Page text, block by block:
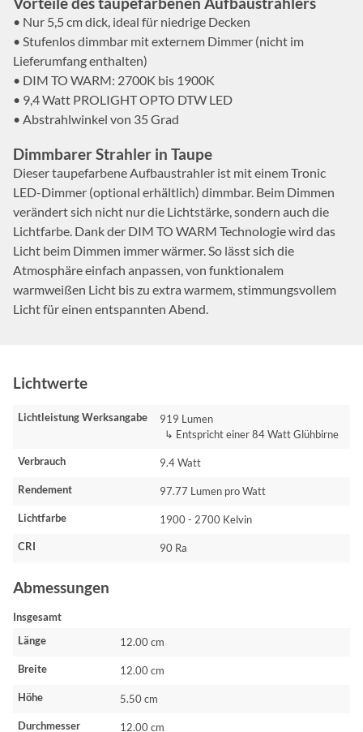
• Nur 5,5 cm dick, ideal für niedrige Decken
• Stufenlos dimmbar mit externem Dimmer (nicht im
Lieferumfang enthalten)
• DIM TO WARM: 2700K bis 1900K
• 9,4 Watt PROLIGHT OPTO DTW LED
• Abstrahlwinkel von 35 Grad
Dimmbarer Strahler in Taupe
Dieser taupefarbene Aufbaustrahler ist mit einem Tronic
LED-Dimmer (optional erhältlich) dimmbar. Beim Dimmen
verändert sich nicht nur die Lichtstärke, sondern auch die
Lichtfarbe. Dank der DIM TO WARM Technologie wird das
Licht beim Dimmen immer wärmer. So lässt sich die
Atmosphäre einfach anpassen, von funktionalem
warmweißen Licht bis zu extra warmem, stimmungsvollem
Licht für einen entspannten Abend.
Lichtwerte
Lichtleistung Werksangabe
919 Lumen
↳ Entspricht einer 84 Watt Glühbirne
Verbrauch 9.4 Watt
Rendement 97.77 Lumen pro Watt
Lichtfarbe 1900 - 2700 Kelvin
CRI 90 Ra
Abmessungen
Insgesamt
Länge
12.00 cm
Breite 12.00 cm
Höhe 5.50 cm
Durchmesser 12.00 cm